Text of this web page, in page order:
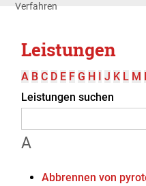
Verfahren
Leistungen
A B C D E F G H I J K L M
Leistungen suchen
A
Abbrennen von